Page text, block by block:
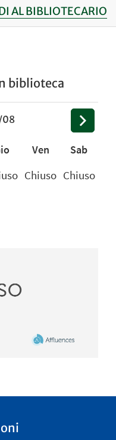
AL BIBLIOTECARIO
biblioteca
>
08
Ven
Chiuso
Sab
Chiuso